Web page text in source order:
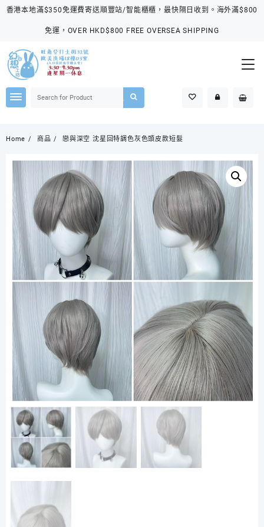
Skip
香港本地滿$350免運費寄送順豐站/智能櫃櫃，最快隔日收到。海外滿$800
免運，OVER HKD$800 FREE OVERSEA SHIPPING
Home 商品 戀與深空 沈星回特調色灰色頭皮款短髮